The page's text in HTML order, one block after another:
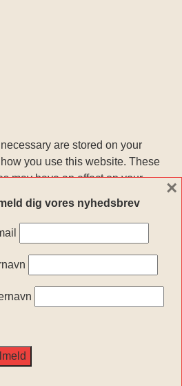
are stored on your
you use this website. These
may have an effect on your
features of the website.
embedded contents are termed
dig vores nyhedsbrev
×